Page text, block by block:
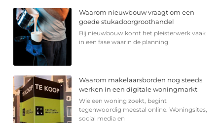
Waarom nieuwbouw vraagt om een
goede stukadoorgroothandel
Bij nieuwbouw komt het pleisterwerk vaak
in een fase waarin de planning
Waarom makelaarsborden nog steeds
werken in een digitale woningmarkt
Wie een woning zoekt, begint
tegenwoordig meestal online. Woningsites,
social media en